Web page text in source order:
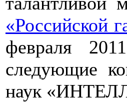
«Российской
февраля
следующие
наук